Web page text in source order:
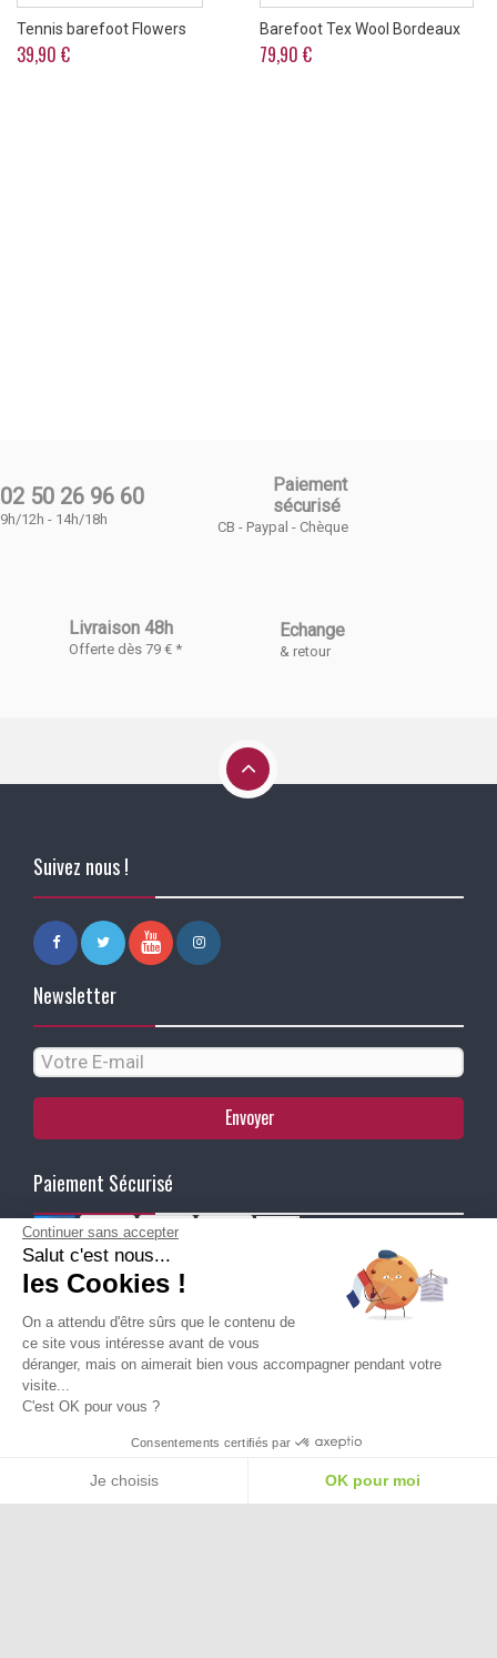
Besoin d'aide pour choisir une
taille ou une pointure ?
Tennis barefoot Flowers
39,90 €
Barefoot Tex Wool Bordeaux
79,90 €
02 50 26 96 60
9h/12h - 14h/18h
Paiement
sécurisé
CB - Paypal - Chèque
Livraison 48h
Offerte dès 79 € *
Echange
& retour
Suivez nous !
Newsletter
Envoyer
Paiement Sécurisé
Ma Livraison
Continuer sans accepter
Salut c'est nous...
les Cookies !
On a attendu d'être sûrs que le contenu de
ce site vous intéresse avant de vous
déranger, mais on aimerait bien vous accompagner pendant votre
visite...
C'est OK pour vous ?
Consentements certifiés par
Je choisis OK pour moi